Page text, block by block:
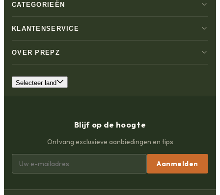
CATEGORIEËN
KLANTENSERVICE
OVER PREPZ
Selecteer land
Blijf op de hoogte
Ontvang exclusieve aanbiedingen en tips
Aanmelden